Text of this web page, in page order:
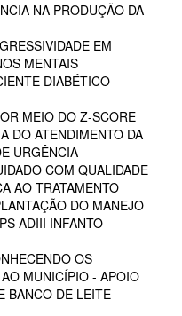
NA PRODUÇÃO DA
EM
MENTAIS
DIABÉTICO
MEIO DO Z-SCORE
DO ATENDIMENTO DA
URGÊNCIA
COM QUALIDADE
AO TRATAMENTO
DO MANEJO
ADIII INFANTO-
OS
MUNICÍPIO - APOIO
BANCO DE LEITE